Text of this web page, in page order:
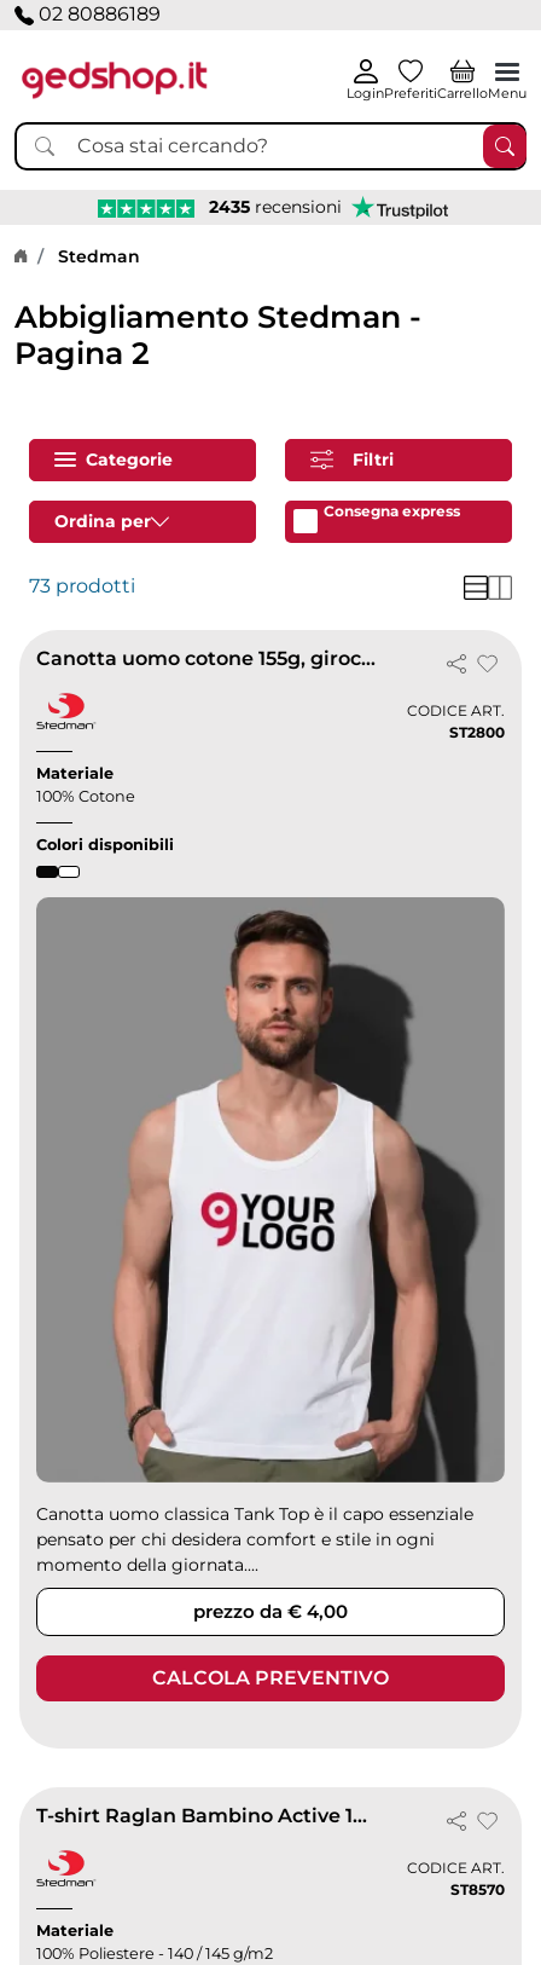
02 80886189
LoginPreferitiCarrelloMenu
2435 recensioni
Home page
Stedman
Abbigliamento Stedman -
Pagina 2
Categorie Filtri
Ordina per Consegna express
73 prodotti
Canotta uomo cotone 155g, girocollo casual vari colori
CODICE ART.
ST2800
Materiale
100% Cotone
Colori disponibili
Canotta uomo classica Tank Top è il capo essenziale
pensato per chi desidera comfort e stile in ogni
momento della giornata....
prezzo da € 4,00
CALCOLA PREVENTIVO
T-shirt Raglan Bambino Active 100% Poliestere
CODICE ART.
ST8570
Materiale
100% Poliestere - 140 / 145 g/m2